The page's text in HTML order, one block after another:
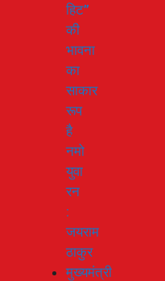
हिट”
की
भावना
का
साकार
रूप
है
नमो
युवा
रन
:
जयराम
ठाकुर
मुख्यमंत्री